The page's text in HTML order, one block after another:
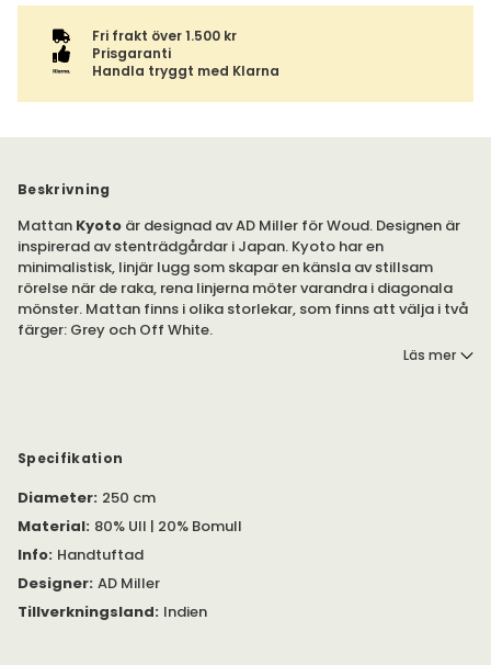
Fri frakt över 1.500 kr
Prisgaranti
Handla tryggt med Klarna
Beskrivning
Mattan Kyoto är designad av AD Miller för Woud. Designen är
inspirerad av stenträdgårdar i Japan. Kyoto har en
minimalistisk, linjär lugg som skapar en känsla av stillsam
rörelse när de raka, rena linjerna möter varandra i diagonala
mönster. Mattan finns i olika storlekar, som finns att välja i två
färger: Grey och Off White.
Kyoto finns i olika storlekar: Ø200 centimeter, Ø250 centimeter
större storlekar, under
stillsamhet i hemmet: Grey och Off White. Vilken färg väljer
du?
Läs mer
Specifikation
Diameter: 250 cm
Material: 80% Ull | 20% Bomull
Info: Handtuftad
Designer: AD Miller
Tillverkningsland: Indien